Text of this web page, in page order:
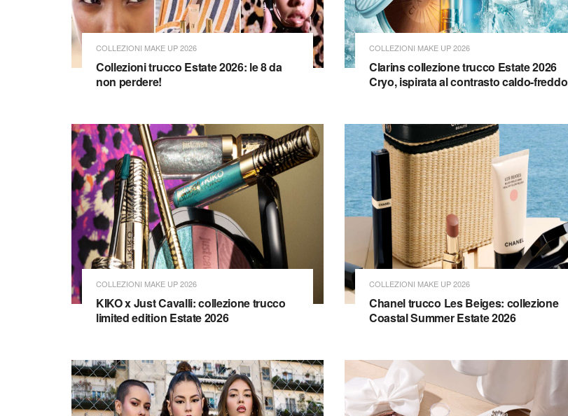
COLLEZIONI MAKE UP 2026
Collezioni trucco Estate 2026: le 8 da
non perdere!
COLLEZIONI MAKE UP 2026
Clarins collezione trucco Estate 2026
Cryo, ispirata al contrasto caldo-freddo
COLLEZIONI MAKE UP 2026
KIKO x Just Cavalli: collezione trucco
limited edition Estate 2026
COLLEZIONI MAKE UP 2026
Chanel trucco Les Beiges: collezione
Coastal Summer Estate 2026